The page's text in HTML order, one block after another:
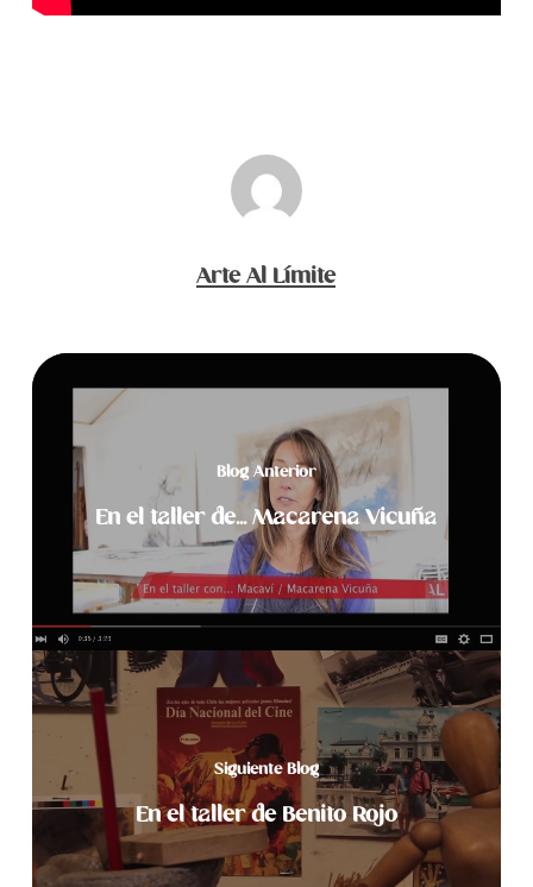
Arte Al Límite
Blog Anterior
En el taller de... Macarena Vicuña
Siguiente Blog
En el taller de Benito Rojo